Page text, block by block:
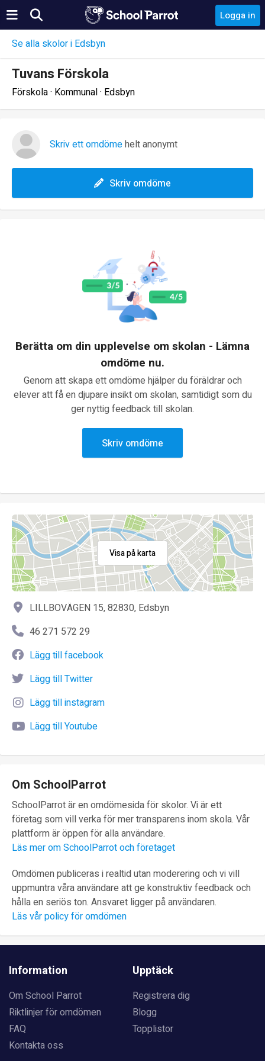
Logga in
Se alla skolor i Edsbyn
Tuvans Förskola
Förskola · Kommunal · Edsbyn
Skriv ett omdömehelt anonymt
Skriv omdöme
Berätta om din upplevelse om skolan - Lämna
omdöme nu.
Genom att skapa ett omdöme hjälper du föräldrar och
elever att få en djupare insikt om skolan, samtidigt som du
ger nyttig feedback till skolan.
Skriv omdöme
Visa på karta
LILLBOVÄGEN 15, 82830, Edsbyn
46 271 572 29
Lägg till facebook
Lägg till Twitter
Lägg till instagram
Lägg till Youtube
Om SchoolParrot
SchoolParrot är en omdömesida för skolor. Vi är ett
företag som vill verka för mer transparens inom skola. Vår
plattform är öppen för alla användare.
Läs mer om SchoolParrot och företaget
Omdömen publiceras i realtid utan moderering och vi vill
uppmuntra våra användare att ge konstruktiv feedback och
hålla en seriös ton. Ansvaret ligger på användaren.
Läs vår policy för omdömen
Information
Om School Parrot
Riktlinjer för omdömen
FAQ
Kontakta oss
Upptäck
Registrera dig
Blogg
Topplistor